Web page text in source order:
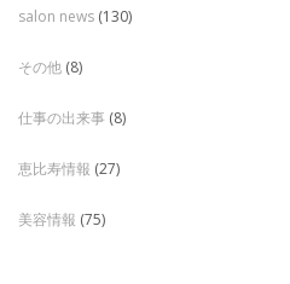
salon news (130)
その他 (8)
仕事の出来事 (8)
恵比寿情報 (27)
美容情報 (75)